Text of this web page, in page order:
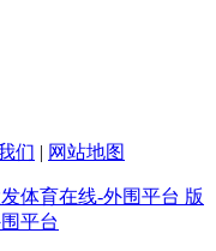
们 | 网站地图
体育在线-外围平台 版
平台